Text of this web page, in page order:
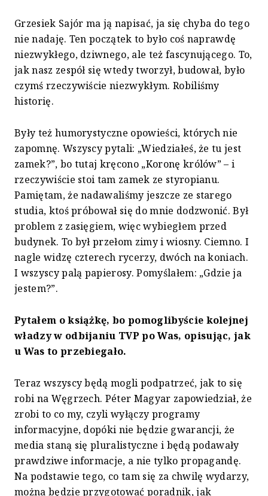
Grzesiek Sajór ma ją napisać, ja się chyba do tego
nie nadaję. Ten początek to było coś naprawdę
niezwykłego, dziwnego, ale też fascynującego. To,
jak nasz zespół się wtedy tworzył, budował, było
czymś rzeczywiście niezwykłym. Robiliśmy
historię.
Były też humorystyczne opowieści, których nie
zapomnę. Wszyscy pytali: „Wiedziałeś, że tu jest
zamek?”, bo tutaj kręcono „Koronę królów” – i
rzeczywiście stoi tam zamek ze styropianu.
Pamiętam, że nadawaliśmy jeszcze ze starego
studia, ktoś próbował się do mnie dodzwonić. Był
problem z zasięgiem, więc wybiegłem przed
budynek. To był przełom zimy i wiosny. Ciemno. I
nagle widzę czterech rycerzy, dwóch na koniach.
I wszyscy palą papierosy. Pomyślałem: „Gdzie ja
jestem?”.
Pytałem o książkę, bo pomoglibyście kolejnej
władzy w odbijaniu TVP po Was, opisując, jak
u Was to przebiegało.
Teraz wszyscy będą mogli podpatrzeć, jak to się
robi na Węgrzech. Péter Magyar zapowiedział, że
zrobi to co my, czyli wyłączy programy
informacyjne, dopóki nie będzie gwarancji, że
media staną się pluralistyczne i będą podawały
prawdziwe informacje, a nie tylko propagandę.
Na podstawie tego, co tam się za chwilę wydarzy,
można będzie przygotować poradnik, jak